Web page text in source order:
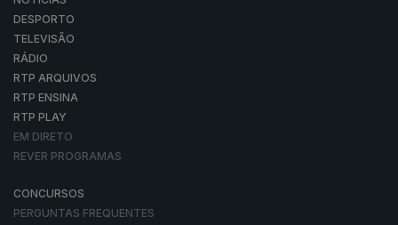
DESPORTO
TELEVISÃO
RÁDIO
RTP ARQUIVOS
RTP ENSINA
RTP PLAY
EM DIRETO
REVER PROGRAMAS
CONCURSOS
PERGUNTAS FREQUENTES